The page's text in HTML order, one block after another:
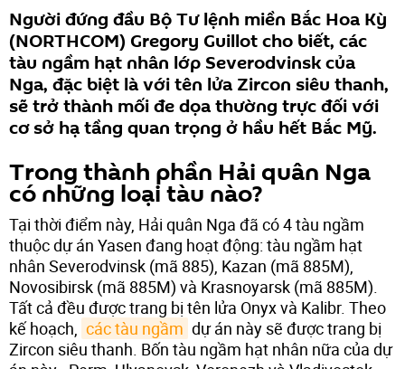
Người đứng đầu Bộ Tư lệnh miền Bắc Hoa Kỳ
(NORTHCOM) Gregory Guillot cho biết, các
tàu ngầm hạt nhân lớp Severodvinsk của
Nga, đặc biệt là với tên lửa Zircon siêu thanh,
sẽ trở thành mối đe dọa thường trực đối với
cơ sở hạ tầng quan trọng ở hầu hết Bắc Mỹ.
Trong thành phần Hải quân Nga
có những loại tàu nào?
Tại thời điểm này, Hải quân Nga đã có 4 tàu ngầm
thuộc dự án Yasen đang hoạt động: tàu ngầm hạt
nhân Severodvinsk (mã 885), Kazan (mã 885M),
Novosibirsk (mã 885M) và Krasnoyarsk (mã 885M).
Tất cả đều được trang bị tên lửa Onyx và Kalibr. Theo
kế hoạch, các tàu ngầm dự án này sẽ được trang bị
Zircon siêu thanh. Bốn tàu ngầm hạt nhân nữa của dự